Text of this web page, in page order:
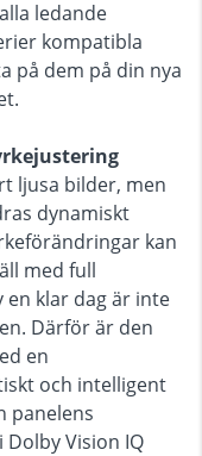
ledande
kompatibla
på dem på din nya
ljusa bilder, men
dynamiskt
kan
med full
klar dag är inte
Därför är den
en
och intelligent
panelens
Dolby Vision IQ